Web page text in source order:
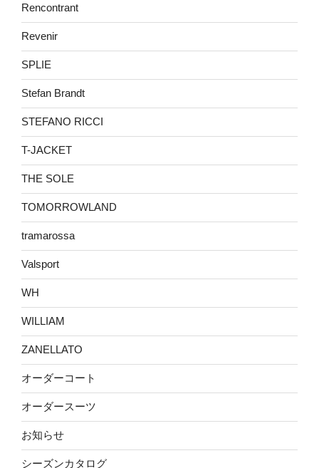
Rencontrant
Revenir
SPLIE
Stefan Brandt
STEFANO RICCI
T-JACKET
THE SOLE
TOMORROWLAND
tramarossa
Valsport
WH
WILLIAM
ZANELLATO
オーダーコート
オーダースーツ
お知らせ
シーズンカタログ